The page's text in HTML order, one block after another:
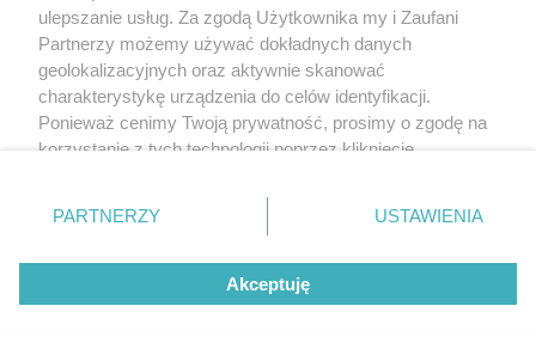
ulepszanie usług. Za zgodą Użytkownika my i Zaufani
Partnerzy możemy używać dokładnych danych
geolokalizacyjnych oraz aktywnie skanować
charakterystykę urządzenia do celów identyfikacji.
Ponieważ cenimy Twoją prywatność, prosimy o zgodę na
korzystanie z tych technologii poprzez kliknięcie
zmienić/wycofać klikając przycisk ustawień prywatności
znajdujący się w lewym dolnym rogu strony
rodzaje przetwarzania danych nie wymagają zgody
użytkownika, ale masz prawo sprzeciwić się takiemu
przetwarzaniu. Preferencje będą miały zastosowanie tylko
PARTNERZY USTAWIENIA
Akceptuję